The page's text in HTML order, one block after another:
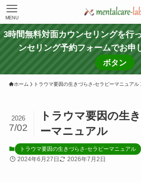
MENU
3時間無料対面カウンセリングを行
ンセリング予約フォームでお申
ボタン
ホーム トラウマ要因の生きづらさ-セラピーマニュアル
トラウマ要因の生
ーマニュアル
2026
7/02
トラウマ要因の生きづらさ-セラピーマニュアル
2024年6月27日 2026年7月2日